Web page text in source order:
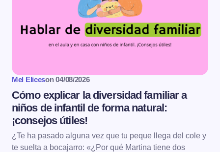
Mel Eliceson 04/08/2026
Cómo explicar la diversidad familiar a
niños de infantil de forma natural:
¡consejos útiles!
¿Te ha pasado alguna vez que tu peque llega del cole y
te suelta a bocajarro: «¿Por qué Martina tiene dos